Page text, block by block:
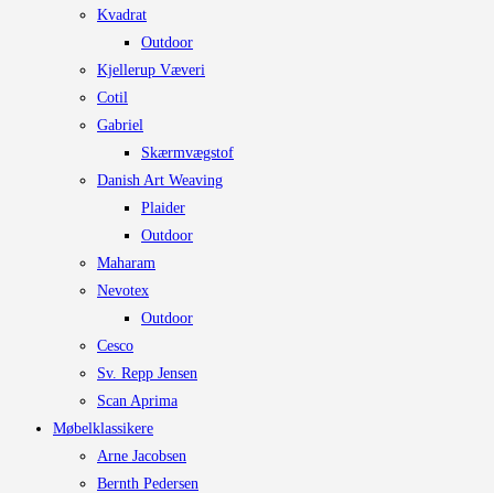
Kvadrat
Outdoor
Kjellerup Væveri
Cotil
Gabriel
Skærmvægstof
Danish Art Weaving
Plaider
Outdoor
Maharam
Nevotex
Outdoor
Cesco
Sv. Repp Jensen
Scan Aprima
Møbelklassikere
Arne Jacobsen
Bernth Pedersen